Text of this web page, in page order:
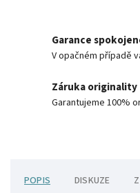
Garance
V opačném případě
Záruka originality
Garantujeme 100%
POPIS DISKUZE